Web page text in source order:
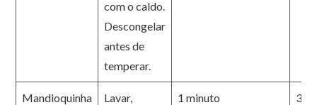
com o caldo.
Descongelar
antes de
temperar.
Mandioquinha
Lavar,
1 minuto 3